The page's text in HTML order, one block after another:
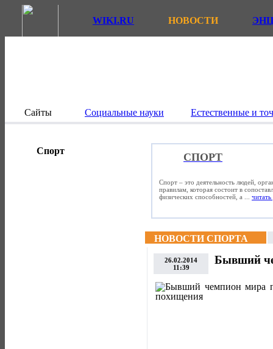
WIKI.RU НОВОСТИ
Сайты Социальные науки Естественные и
Спорт
СПОРТ
Спорт – это деятельность людей,
правилам, которая состоит в
физических способностей, а ... читать
НОВОСТИ СПОРТА
26.02.2014
11:39
Бывший